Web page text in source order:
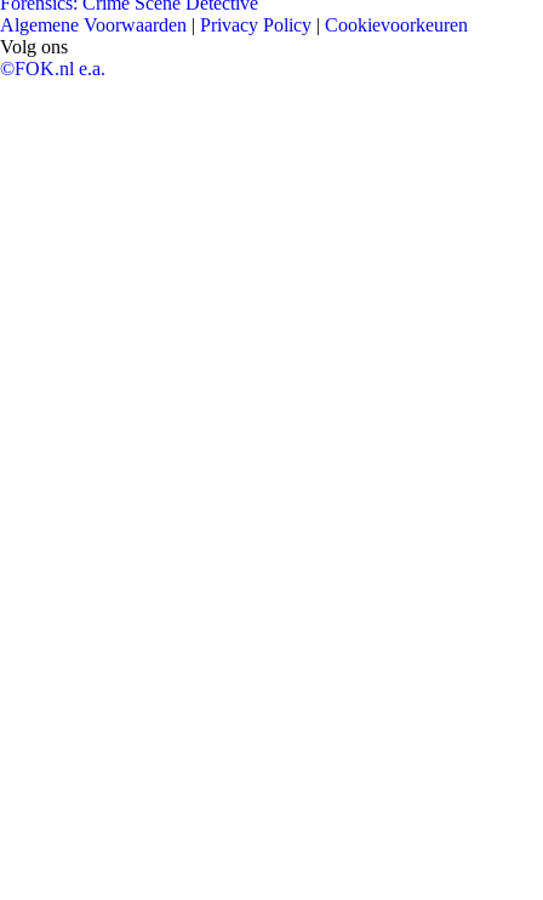
Algemene Voorwaarden | Privacy Policy | Cookievoorkeuren
Volg ons
©FOK.nl e.a.